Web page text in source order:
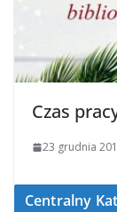
Czas
23 grudnia
Centralny